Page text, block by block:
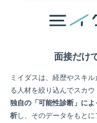
面接だけ
ミイダスは、経歴やスキ
る人材を絞り込んでスカウ
独自の「可能性診断」に
析し、そのデータをもと